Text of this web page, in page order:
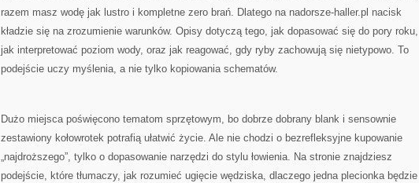
razem masz wodę jak lustro i kompletne zero brań. Dlatego na nadorsze-haller.pl nacisk
kładzie się na zrozumienie warunków. Opisy dotyczą tego, jak dopasować się do pory roku,
jak interpretować poziom wody, oraz jak reagować, gdy ryby zachowują się nietypowo. To
podejście uczy myślenia, a nie tylko kopiowania schematów.
Dużo miejsca poświęcono tematom sprzętowym, bo dobrze dobrany blank i sensownie
zestawiony kołowrotek potrafią ułatwić życie. Ale nie chodzi o bezrefleksyjne kupowanie
„najdroższego”, tylko o dopasowanie narzędzi do stylu łowienia. Na stronie znajdziesz
podejście, które tłumaczy, jak rozumieć ugięcie wędziska, dlaczego jedna plecionka będzie